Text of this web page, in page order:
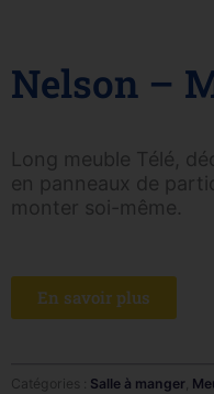
Nelson –
Long meuble Télé,
en panneaux de
monter soi-même.
En savoir plus
Catégories : Salle à manger